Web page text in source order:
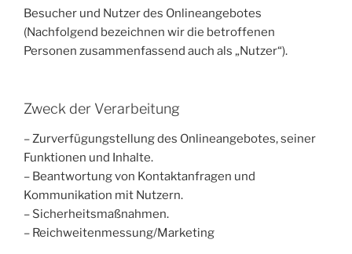
Besucher und Nutzer des Onlineangebotes
(Nachfolgend bezeichnen wir die betroffenen
Personen zusammenfassend auch als „Nutzer“).
Zweck der Verarbeitung
– Zurverfügungstellung des Onlineangebotes, seiner
Funktionen und Inhalte.
– Beantwortung von Kontaktanfragen und
Kommunikation mit Nutzern.
– Sicherheitsmaßnahmen.
– Reichweitenmessung/Marketing